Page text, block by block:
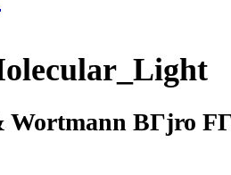
Wortmann BГјro